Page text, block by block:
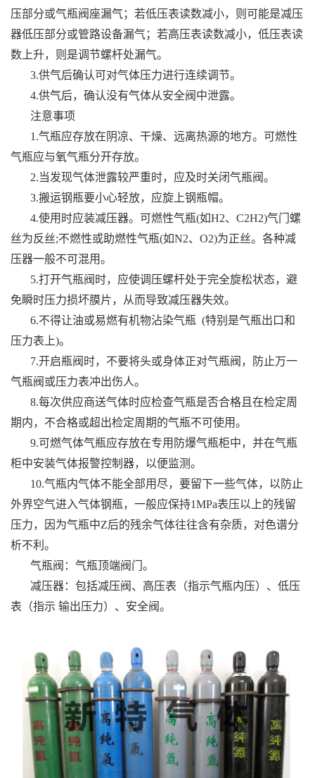
压部分或气瓶阀座漏气；若低压表读数减小，则可能是减压
器低压部分或管路设备漏气；若高压表读数减小，低压表读
数上升，则是调节螺杆处漏气。
3.供气后确认可对气体压力进行连续调节。
4.供气后，确认没有气体从安全阀中泄露。
注意事项
1.气瓶应存放在阴凉、干燥、远离热源的地方。可燃性
气瓶应与氧气瓶分开存放。
2.当发现气体泄露较严重时，应及时关闭气瓶阀。
3.搬运钢瓶要小心轻放，应旋上钢瓶帽。
4.使用时应装减压器。可燃性气瓶(如H2、C2H2)气门螺
丝为反丝;不燃性或助燃性气瓶(如N2、O2)为正丝。各种减
压器一般不可混用。
5.打开气瓶阀时，应使调压螺杆处于完全旋松状态，避
免瞬时压力损坏膜片，从而导致减压器失效。
6.不得让油或易燃有机物沾染气瓶 (特别是气瓶出口和
压力表上)。
7.开启瓶阀时，不要将头或身体正对气瓶阀，防止万一
气瓶阀或压力表冲出伤人。
8.每次供应商送气体时应检查气瓶是否合格且在检定周
期内，不合格或超出检定周期的气瓶不可使用。
9.可燃气体气瓶应存放在专用防爆气瓶柜中，并在气瓶
柜中安装气体报警控制器，以便监测。
10.气瓶内气体不能全部用尽，要留下一些气体，以防止
外界空气进入气体钢瓶，一般应保持1MPa表压以上的残留
压力，因为气瓶中Z后的残余气体往往含有杂质，对色谱分
析不利。
气瓶阀：气瓶顶端阀门。
减压器：包括减压阀、高压表（指示气瓶内压）、低压
表（指示 输出压力）、安全阀。